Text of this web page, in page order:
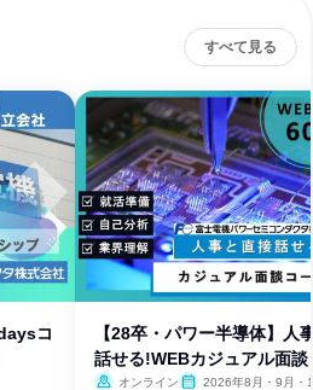
すべて見る
コ
【28卒・パワー半導体】人
話せる!WEBカジュアル面談
オンライン
2026年8月・9月・